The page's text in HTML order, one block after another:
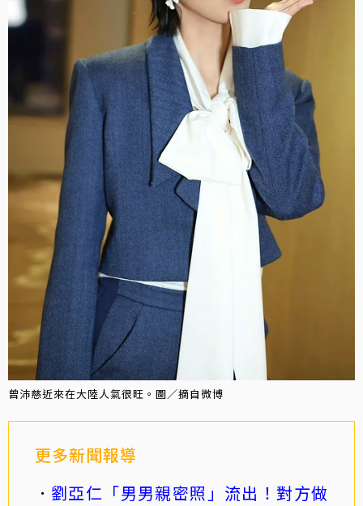
曾沛慈近來在大陸人氣很旺。圖／摘自微博
更多新聞報導
劉亞仁「男男親密照」流出！對方做